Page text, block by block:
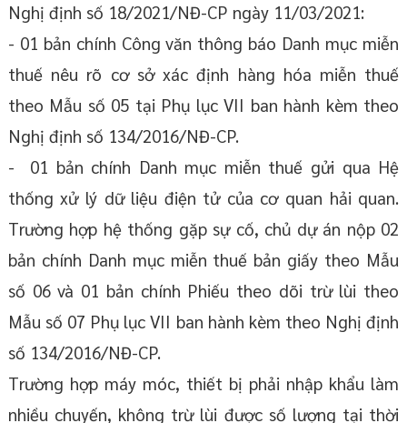
Nghị định số 18/2021/NĐ-CP ngày 11/03/2021:
- 01 bản chính Công văn thông báo Danh mục miễn
thuế nêu rõ cơ sở xác định hàng hóa miễn thuế
theo Mẫu số 05 tại Phụ lục VII ban hành kèm theo
Nghị định số 134/2016/NĐ-CP.
- 01 bản chính Danh mục miễn thuế gửi qua Hệ
thống xử lý dữ liệu điện tử của cơ quan hải quan.
Trường hợp hệ thống gặp sự cố, chủ dự án nộp 02
bản chính Danh mục miễn thuế bản giấy theo Mẫu
số 06 và 01 bản chính Phiếu theo dõi trừ lùi theo
Mẫu số 07 Phụ lục VII ban hành kèm theo Nghị định
số 134/2016/NĐ-CP.
Trường hợp máy móc, thiết bị phải nhập khẩu làm
nhiều chuyến, không trừ lùi được số lượng tại thời